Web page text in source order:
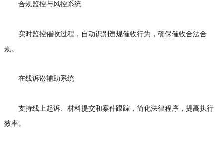
合规监控与风控系统
实时监控催收过程，自动识别违规催收行为，确保催收合法合
规。
在线诉讼辅助系统
支持线上起诉、材料提交和案件跟踪，简化法律程序，提高执行
效率。